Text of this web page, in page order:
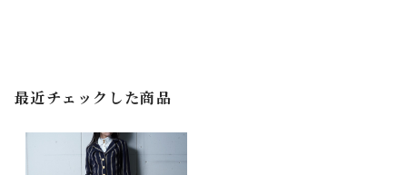
最近チェックした商品